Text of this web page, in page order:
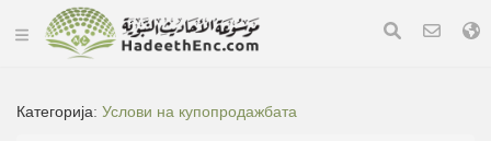
Категорија:Услови на купопродажбата